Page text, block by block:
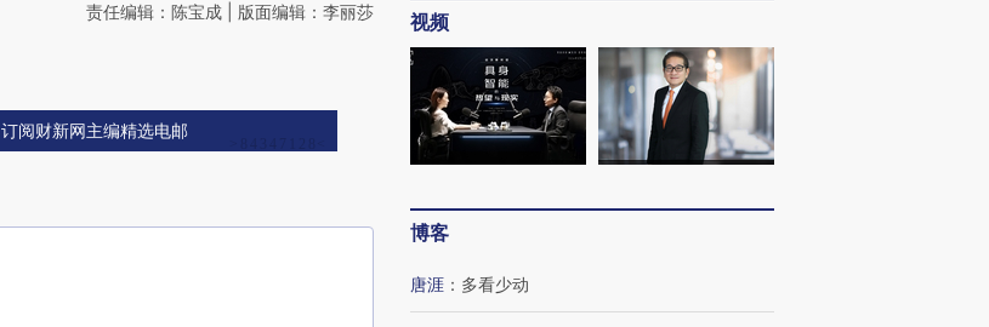
责任编辑：陈宝成 | 版面编辑：李丽莎
订阅财新网主编精选电邮
视频
博客
唐涯 ： 多看少动